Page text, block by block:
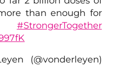
than enough for
#StrongerTogether
(@vonderleyen)